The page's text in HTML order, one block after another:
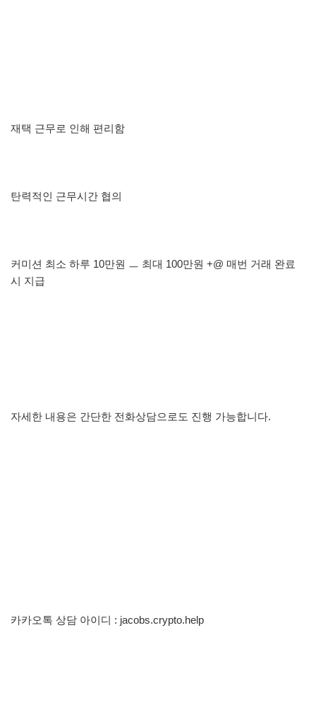
재택 근무로 인해 편리함
탄력적인 근무시간 협의
커미션 최소 하루 10만원 ㅡ 최대 100만원 +@ 매번 거래 완료
시 지급
자세한 내용은 간단한 전화상담으로도 진행 가능합니다.
카카오톡 상담 아이디 : jacobs.crypto.help